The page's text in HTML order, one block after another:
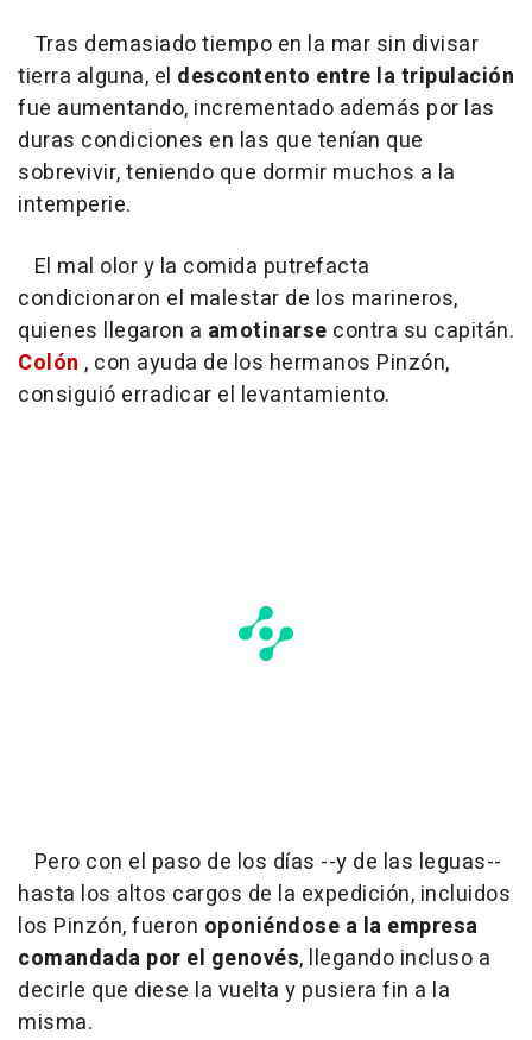
Tras demasiado tiempo en la mar sin divisar
tierra alguna, el descontento entre la tripulación
fue aumentando, incrementado además por las
duras condiciones en las que tenían que
sobrevivir, teniendo que dormir muchos a la
intemperie.
El mal olor y la comida putrefacta
condicionaron el malestar de los marineros,
quienes llegaron a amotinarse contra su capitán.
Colón , con ayuda de los hermanos Pinzón,
consiguió erradicar el levantamiento.
Pero con el paso de los días --y de las leguas--
hasta los altos cargos de la expedición, incluidos
los Pinzón, fueron oponiéndose a la empresa
comandada por el genovés, llegando incluso a
decirle que diese la vuelta y pusiera fin a la
misma.